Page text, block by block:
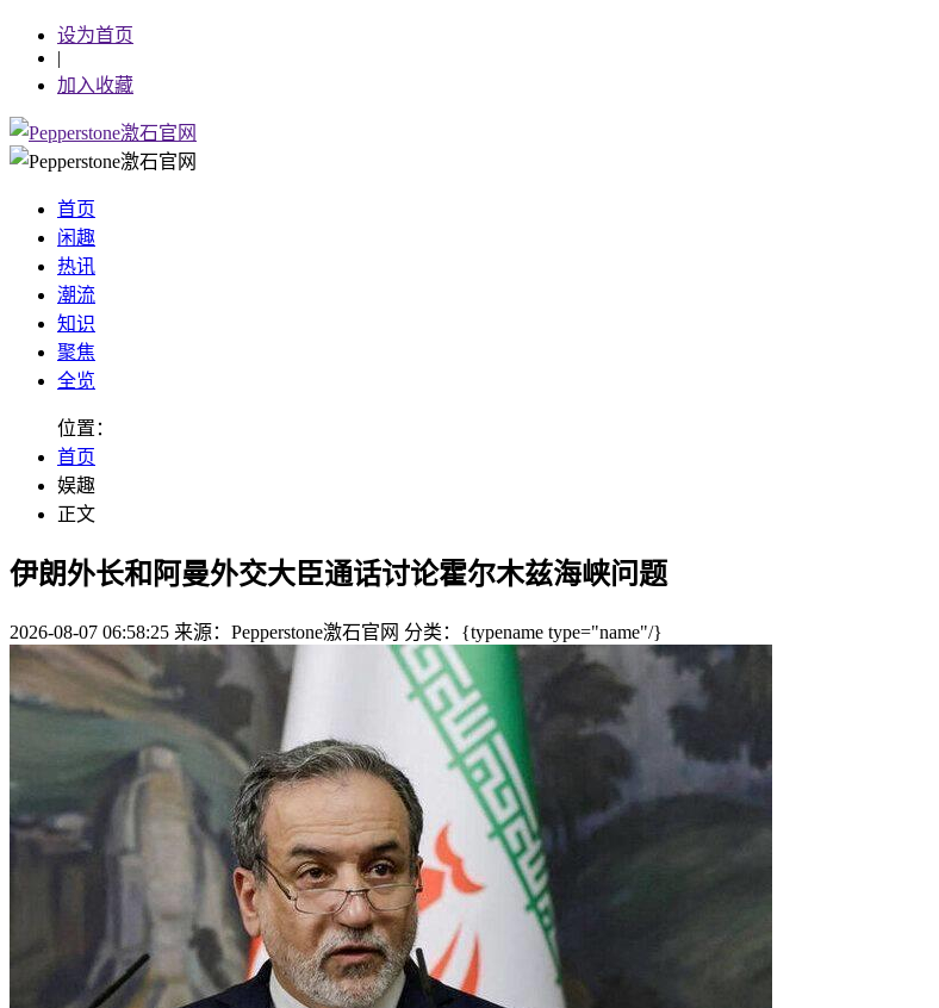
设为首页
|
加入收藏
首页
闲趣
热讯
潮流
知识
聚焦
全览
位置：
首页
娱趣
正文
伊朗外长和阿曼外交大臣通话讨论霍尔木兹海峡问题
2026-08-07 06:58:25 来源：Pepperstone激石官网 分类：{typename type="name"/}